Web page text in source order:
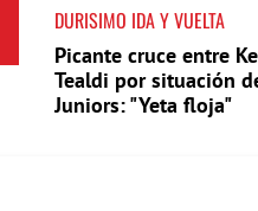
DURISIMO IDA Y VUELTA
Picante cruce entre
Tealdi por situación
Juniors: "Yeta floja"